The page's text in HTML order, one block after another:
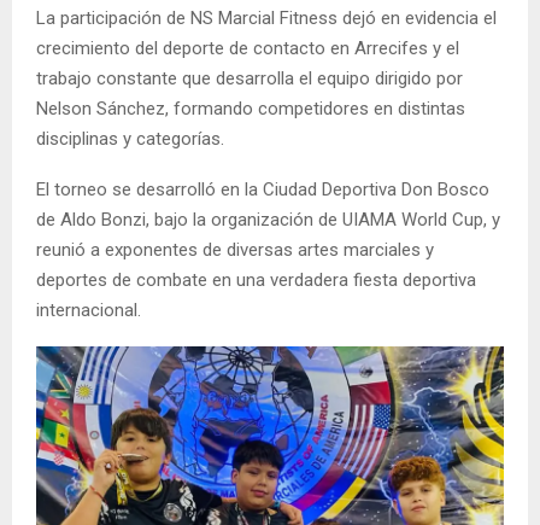
La participación de NS Marcial Fitness dejó en evidencia el
crecimiento del deporte de contacto en Arrecifes y el
trabajo constante que desarrolla el equipo dirigido por
Nelson Sánchez, formando competidores en distintas
disciplinas y categorías.
El torneo se desarrolló en la Ciudad Deportiva Don Bosco
de Aldo Bonzi, bajo la organización de UIAMA World Cup, y
reunió a exponentes de diversas artes marciales y
deportes de combate en una verdadera fiesta deportiva
internacional.